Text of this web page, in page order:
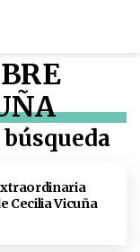
Cecilia Vicuña